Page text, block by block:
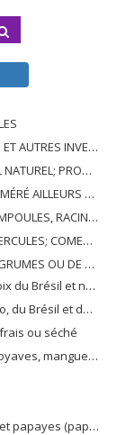
AQUATIQUES
ÉNUMÉRÉS AILLEURS OU INCLUS
OU INCLUS
ET FEUILLAGE ORNEMENTAL
COMESTIBLE
OU DE MELONS
sans leurs coques ou décortiquées
sans leurs coques ou décortiqués
ou séché
frais ou séché
(papayes); Frais